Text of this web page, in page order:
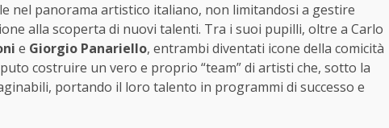
nel panorama artistico italiano, non limitandosi a gestire
alla scoperta di nuovi talenti. Tra i suoi pupilli, oltre a Carlo
e Giorgio Panariello, entrambi diventati icone della comicità
costruire un vero e proprio “team” di artisti che, sotto la
portando il loro talento in programmi di successo e